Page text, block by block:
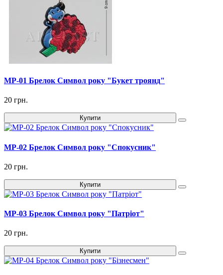
MP-01 Брелок Символ року "Букет троянд"
20 грн.
Купити
MP-02 Брелок Символ року "Спокусник"
20 грн.
Купити
MP-03 Брелок Символ року "Патріот"
20 грн.
Купити